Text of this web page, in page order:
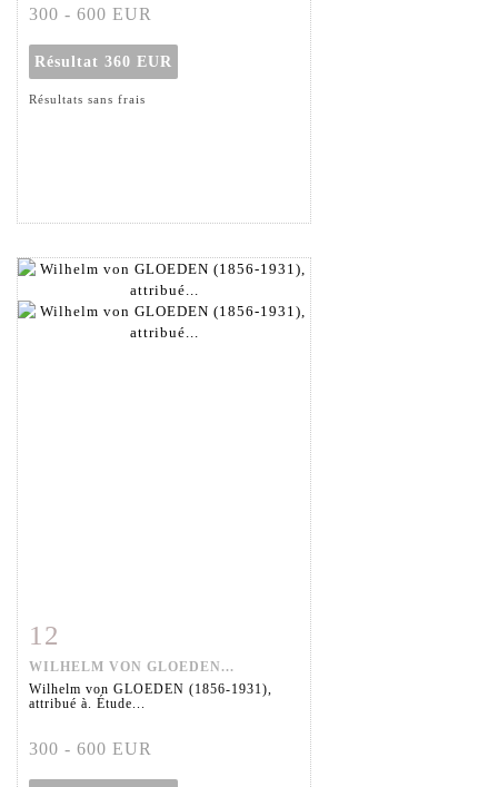
300 - 600 EUR
Résultat 360 EUR
Résultats sans frais
Fiche détaillée
12
WILHELM VON GLOEDEN...
Wilhelm von GLOEDEN (1856-1931),
attribué à. Étude...
300 - 600 EUR